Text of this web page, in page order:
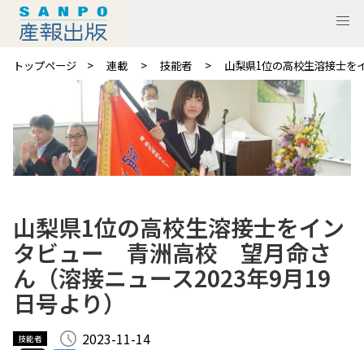
トップページ 連載 技能者 山梨県1位の高校生溶接士
山梨県1位の高校生溶接士をイン
タビュー 青洲高校 望月命さ
ん（溶接ニュース2023年9月19
日号より）
技能者 2023-11-14